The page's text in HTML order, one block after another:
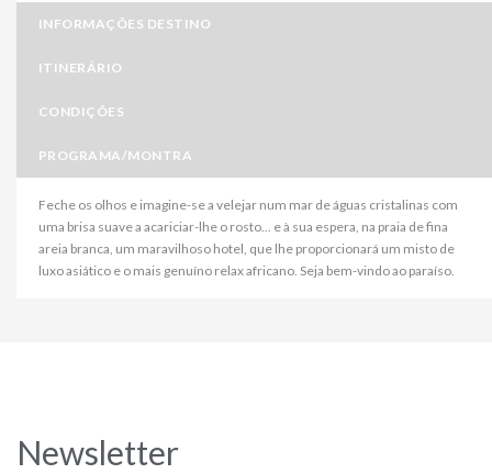
INFORMAÇÕES DESTINO
ITINERÁRIO
CONDIÇÕES
PROGRAMA/MONTRA
Feche os olhos e imagine-se a velejar num mar de águas cristalinas com
uma brisa suave a acariciar-lhe o rosto... e à sua espera, na praia de fina
areia branca, um maravilhoso hotel, que lhe proporcionará um misto de
luxo asiático e o mais genuíno relax africano. Seja bem-vindo ao paraíso.
Newsletter